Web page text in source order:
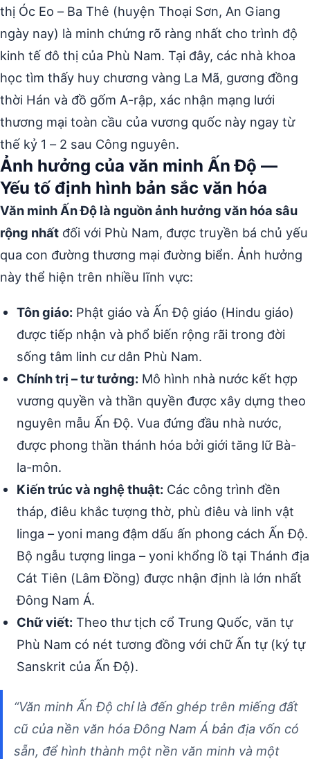
thị Óc Eo – Ba Thê (huyện Thoại Sơn, An Giang
ngày nay) là minh chứng rõ ràng nhất cho trình độ
kinh tế đô thị của Phù Nam. Tại đây, các nhà khoa
học tìm thấy huy chương vàng La Mã, gương đồng
thời Hán và đồ gốm A-rập, xác nhận mạng lưới
thương mại toàn cầu của vương quốc này ngay từ
thế kỷ 1 – 2 sau Công nguyên.
Ảnh hưởng của văn minh Ấn Độ —
Yếu tố định hình bản sắc văn hóa
Văn minh Ấn Độ là nguồn ảnh hưởng văn hóa sâu
rộng nhất đối với Phù Nam, được truyền bá chủ yếu
qua con đường thương mại đường biển. Ảnh hưởng
này thể hiện trên nhiều lĩnh vực:
Tôn giáo: Phật giáo và Ấn Độ giáo (Hindu giáo)
được tiếp nhận và phổ biến rộng rãi trong đời
sống tâm linh cư dân Phù Nam.
Chính trị – tư tưởng: Mô hình nhà nước kết hợp
vương quyền và thần quyền được xây dựng theo
nguyên mẫu Ấn Độ. Vua đứng đầu nhà nước,
được phong thần thánh hóa bởi giới tăng lữ Bà-
la-môn.
Kiến trúc và nghệ thuật: Các công trình đền
tháp, điêu khắc tượng thờ, phù điêu và linh vật
linga – yoni mang đậm dấu ấn phong cách Ấn Độ.
Bộ ngẫu tượng linga – yoni khổng lồ tại Thánh địa
Cát Tiên (Lâm Đồng) được nhận định là lớn nhất
Đông Nam Á.
Chữ viết: Theo thư tịch cổ Trung Quốc, văn tự
Phù Nam có nét tương đồng với chữ Ấn tự (ký tự
Sanskrit của Ấn Độ).
“Văn minh Ấn Độ chỉ là đến ghép trên miếng đất
cũ của nền văn hóa Đông Nam Á bản địa vốn có
sẵn, để hình thành một nền văn minh và một